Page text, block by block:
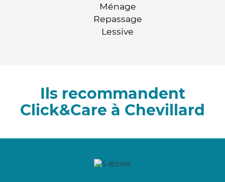
Ménage
Repassage
Lessive
Ils recommandent
Click&Care à Chevillard